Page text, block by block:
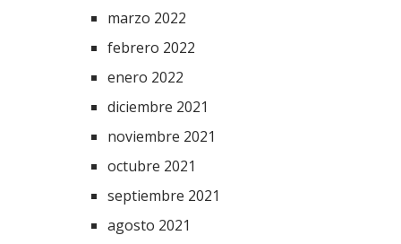
marzo 2022
febrero 2022
enero 2022
diciembre 2021
noviembre 2021
octubre 2021
septiembre 2021
agosto 2021